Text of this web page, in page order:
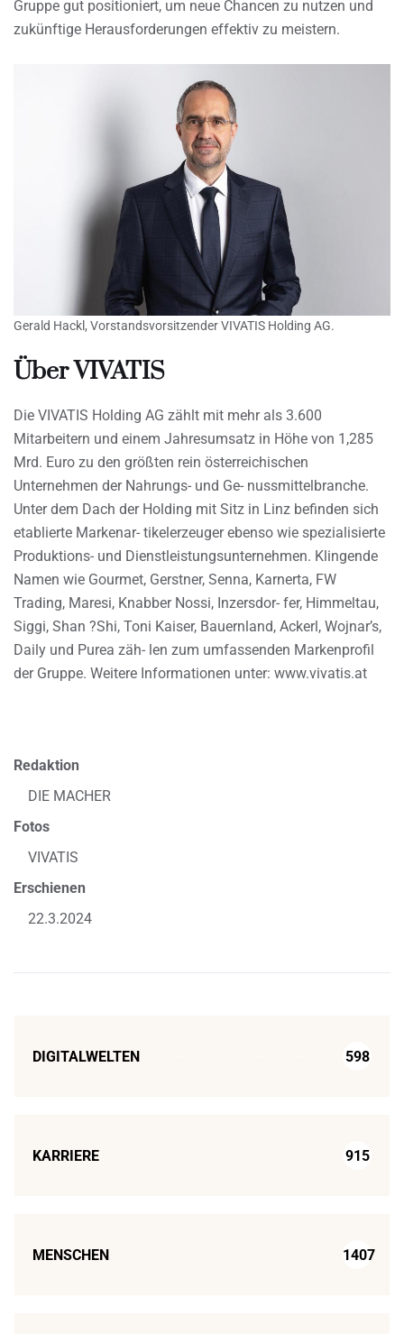
Gruppe gut positioniert, um neue Chancen zu nutzen und
zukünftige Herausforderungen effektiv zu meistern.
Gerald Hackl, Vorstandsvorsitzender VIVATIS Holding AG.
Über VIVATIS
Die VIVATIS Holding AG zählt mit mehr als 3.600
Mitarbeitern und einem Jahresumsatz in Höhe von 1,285
Mrd. Euro zu den größten rein österreichischen
Unternehmen der Nahrungs- und Ge- nussmittelbranche.
Unter dem Dach der Holding mit Sitz in Linz befinden sich
etablierte Markenar- tikelerzeuger ebenso wie spezialisierte
Produktions- und Dienstleistungsunternehmen. Klingende
Namen wie Gourmet, Gerstner, Senna, Karnerta, FW
Trading, Maresi, Knabber Nossi, Inzersdor- fer, Himmeltau,
Siggi, Shan ?Shi, Toni Kaiser, Bauernland, Ackerl, Wojnar’s,
Daily und Purea zäh- len zum umfassenden Markenprofil
der Gruppe. Weitere Informationen unter: www.vivatis.at
Redaktion
DIE MACHER
Fotos
VIVATIS
Erschienen
22.3.2024
DIGITALWELTEN 598
KARRIERE 915
MENSCHEN 1407